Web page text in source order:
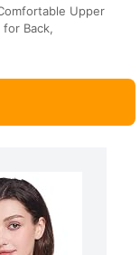
Upper
for Back,